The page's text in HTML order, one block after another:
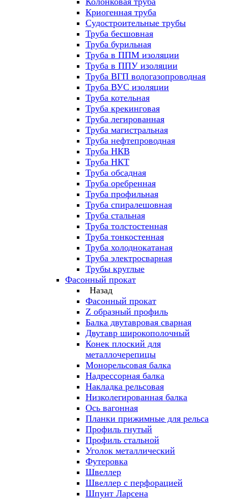
Криогенная труба
Судостроительные трубы
Труба бесшовная
Труба бурильная
Труба в ППМ изоляции
Труба в ППУ изоляции
Труба ВГП водогазопроводная
Труба ВУС изоляции
Труба котельная
Труба крекинговая
Труба легированная
Труба магистральная
Труба нефтепроводная
Труба НКВ
Труба НКТ
Труба обсадная
Труба оребренная
Труба профильная
Труба спиралешовная
Труба стальная
Труба толстостенная
Труба тонкостенная
Труба холоднокатаная
Труба электросварная
Трубы круглые
Фасонный прокат
Назад
Фасонный прокат
Z образный профиль
Балка двутавровая сварная
Двутавр широкополочный
Конек плоский для
металлочерепицы
Монорельсовая балка
Надрессорная балка
Накладка рельсовая
Низколегированная балка
Ось вагонная
Планки прижимные для рельса
Профиль гнутый
Профиль стальной
Уголок металлический
Футеровка
Швеллер
Швеллер с перфорацией
Шпунт Ларсена